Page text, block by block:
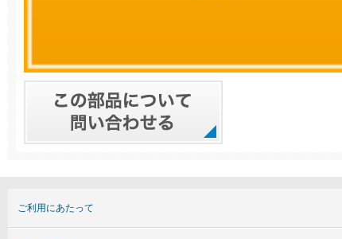
ご利用にあたって